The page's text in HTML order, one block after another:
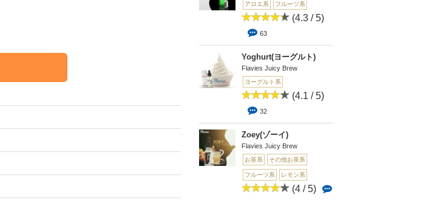
アロエ系 フルーツ系
(4.3 / 5)
63
Yoghurt(ヨーグルト)
Flavies Juicy Brew
ヨーグルト系
(4.1 / 5)
32
Zoey(ゾーイ)
Flavies Juicy Brew
お茶系 その他お茶系
フルーツ系 レモン系
(4 / 5)